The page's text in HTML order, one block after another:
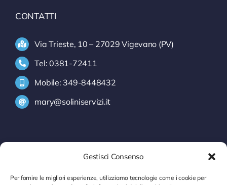
Gestisci Consenso
Per fornire le migliori esperienze, utilizziamo tecnologie come i cookie per
CONTATTI
Via Trieste, 10 – 27029 Vigevano (PV)
Tel: 0381-72411
Mobile: 349-8448432
mary@soliniservizi.it
INFORMATIVA INTRASTAT